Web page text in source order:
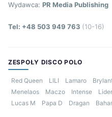
Wydawca: PR Media Publishing
Tel: +48 503 949 763 (10-16)
ZESPOŁY DISCO POLO
Red Queen LILI Lamaro
Menelaos
Maczo Intense Lider
Lucas M
Papa D Dragan